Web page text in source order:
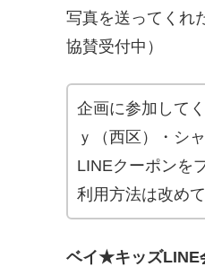
写真を送ってくれ
協賛受付中）
企画に参加して
ｙ（西区）・シ
LINEクーポンを
利用方法は改め
ベイ★キッズLINE